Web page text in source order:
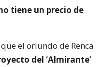
tiene un precio de
el oriundo de Renca
del ‘Almirante’